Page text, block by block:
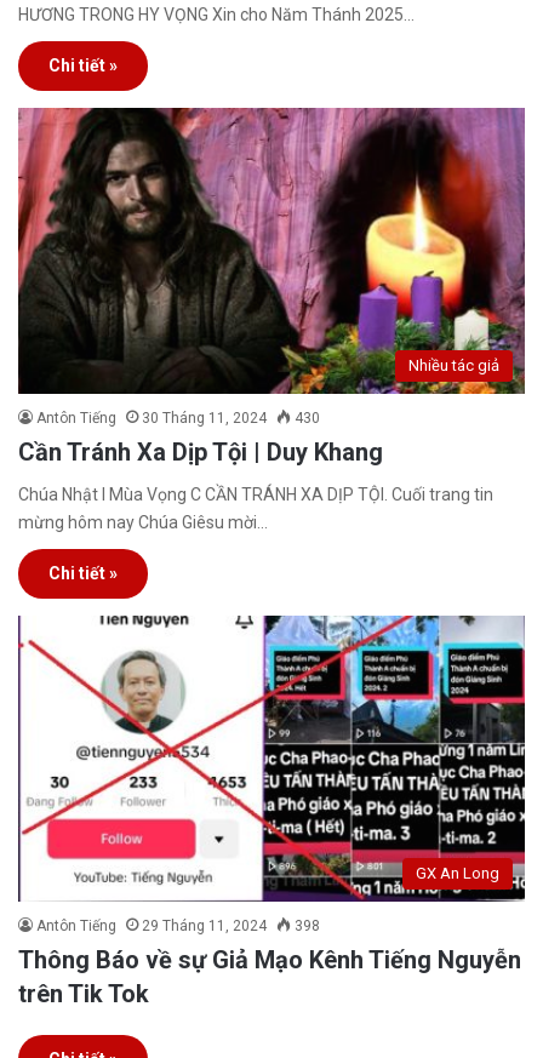
HƯƠNG TRONG HY VỌNG Xin cho Năm Thánh 2025…
Chi tiết »
Nhiều tác giả
Antôn Tiếng 30 Tháng 11, 2024 430
Cần Tránh Xa Dịp Tội | Duy Khang
Chúa Nhật I Mùa Vọng C CẦN TRÁNH XA DỊP TỘI. Cuối trang tin
mừng hôm nay Chúa Giêsu mời…
Chi tiết »
GX An Long
Antôn Tiếng 29 Tháng 11, 2024 398
Thông Báo về sự Giả Mạo Kênh Tiếng Nguyễn
trên Tik Tok